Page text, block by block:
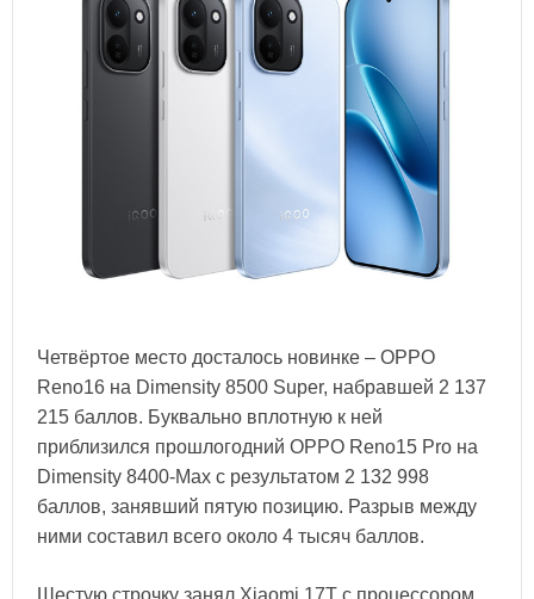
Четвёртое место досталось новинке – OPPO
Reno16 на Dimensity 8500 Super, набравшей 2 137
215 баллов. Буквально вплотную к ней
приблизился прошлогодний OPPO Reno15 Pro на
Dimensity 8400-Max с результатом 2 132 998
баллов, занявший пятую позицию. Разрыв между
ними составил всего около 4 тысяч баллов.
Шестую строчку занял Xiaomi 17T с процессором